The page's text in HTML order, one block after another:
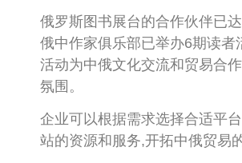
俄罗斯图书展台的合作伙伴已达
俄中作家俱乐部已举办6期读者
活动为中俄文化交流和贸易合
氛围。
企业可以根据需求选择合适平
站的资源和服务,开拓中俄贸易